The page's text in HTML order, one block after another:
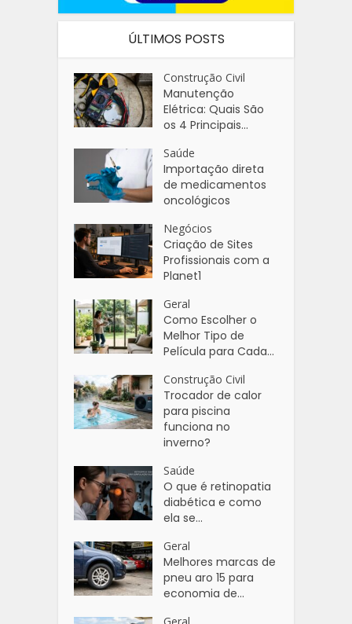
ÚLTIMOS POSTS
Construção Civil
Manutenção
Elétrica: Quais São
os 4 Principais...
Saúde
Importação direta
de medicamentos
oncológicos
Negócios
Criação de Sites
Profissionais com a
Planet1
Geral
Como Escolher o
Melhor Tipo de
Película para Cada...
Construção Civil
Trocador de calor
para piscina
funciona no
inverno?
Saúde
O que é retinopatia
diabética e como
ela se...
Geral
Melhores marcas de
pneu aro 15 para
economia de...
Geral